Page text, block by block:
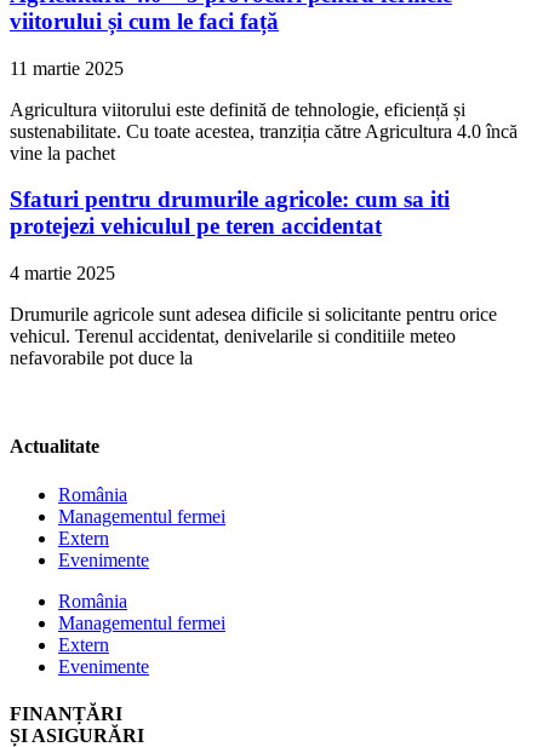
viitorului și cum le faci față
11 martie 2025
Agricultura viitorului este definită de tehnologie, eficiență și
sustenabilitate. Cu toate acestea, tranziția către Agricultura 4.0 încă
vine la pachet
Sfaturi pentru drumurile agricole: cum sa iti
protejezi vehiculul pe teren accidentat
4 martie 2025
Drumurile agricole sunt adesea dificile si solicitante pentru orice
vehicul. Terenul accidentat, denivelarile si conditiile meteo
nefavorabile pot duce la
Actualitate
România
Managementul fermei
Extern
Evenimente
România
Managementul fermei
Extern
Evenimente
FINANȚĂRI
ȘI ASIGURĂRI